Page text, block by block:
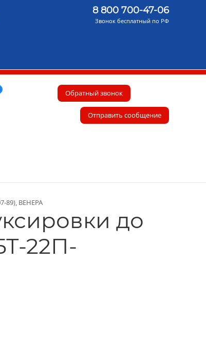
8 800 700-47-06
Звонок бесплатный по РФ
Обратный звонок
Отправить сообщение
89), ВЕНЕРА
до
22П-